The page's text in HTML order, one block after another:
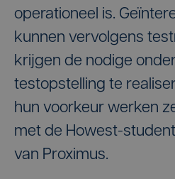
operationeel is.
kunnen vervolgens
krijgen de nodige
testopstelling te
hun voorkeur werken
met de Howest-
van Proximus.